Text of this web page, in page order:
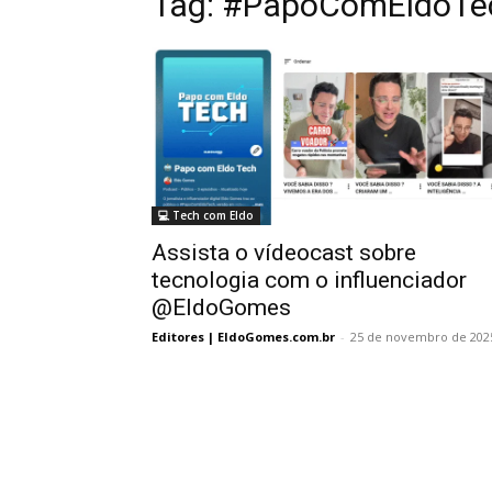
💻 Tech com Eldo
Assista o vídeocast sobre
tecnologia com o influenciador
@EldoGomes
Editores | EldoGomes.com.br - 25 de novembro de